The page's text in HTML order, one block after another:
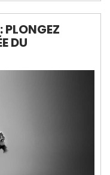
PLONGEZ
DU